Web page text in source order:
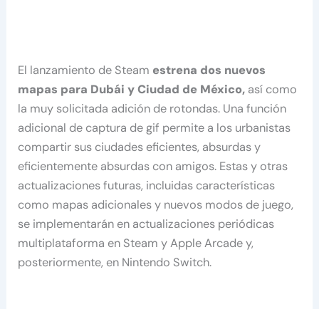
El lanzamiento de Steam estrena dos nuevos
mapas para Dubái y Ciudad de México, así como
la muy solicitada adición de rotondas. Una función
adicional de captura de gif permite a los urbanistas
compartir sus ciudades eficientes, absurdas y
eficientemente absurdas con amigos. Estas y otras
actualizaciones futuras, incluidas características
como mapas adicionales y nuevos modos de juego,
se implementarán en actualizaciones periódicas
multiplataforma en Steam y Apple Arcade y,
posteriormente, en Nintendo Switch.